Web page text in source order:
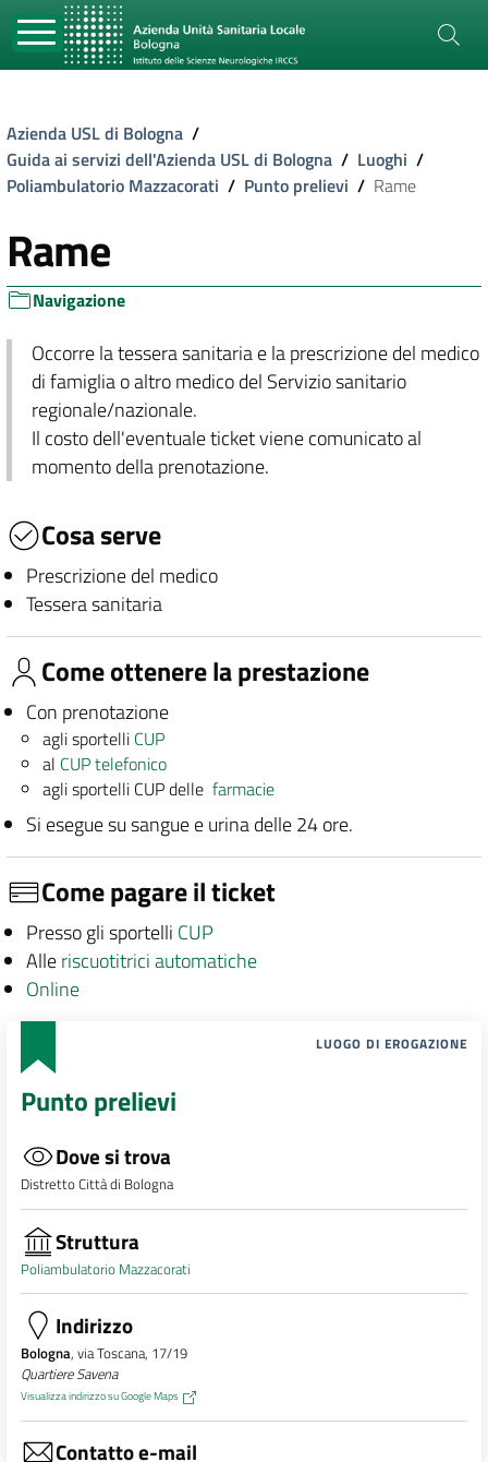
Azienda USL di Bologna /
Guida ai servizi dell'Azienda USL di Bologna / Luoghi /
Poliambulatorio Mazzacorati / Punto prelievi / Rame
Rame
Navigazione
Occorre la tessera sanitaria e la prescrizione del medico
di famiglia o altro medico del Servizio sanitario
regionale/nazionale.
Il costo dell'eventuale ticket viene comunicato al
momento della prenotazione.
Cosa serve
Prescrizione del medico
Tessera sanitaria
Come ottenere la prestazione
Con prenotazione
agli sportelli CUP
al CUP telefonico
agli sportelli CUP dellefarmacie
Si esegue su sangue e urina delle 24 ore.
Come pagare il ticket
Presso gli sportelli CUP
Alleriscuotitrici automatiche
Online
LUOGO DI EROGAZIONE
Punto prelievi
Dove si trova
Distretto Città di Bologna
Struttura
Poliambulatorio Mazzacorati
Indirizzo
Bologna, via Toscana, 17/19
Quartiere Savena
Visualizza indirizzo su Google Maps
Contatto e-mail